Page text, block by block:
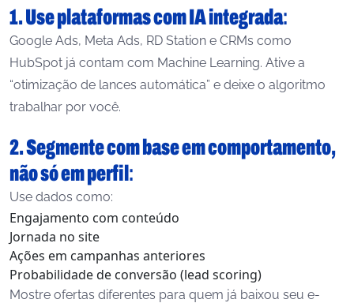
1. Use plataformas com IA integrada:
Google Ads, Meta Ads, RD Station e CRMs como
HubSpot já contam com Machine Learning. Ative a
“otimização de lances automática” e deixe o algoritmo
trabalhar por você.
2. Segmente com base em comportamento,
não só em perfil:
Use dados como:
Engajamento com conteúdo
Jornada no site
Ações em campanhas anteriores
Probabilidade de conversão (lead scoring)
Mostre ofertas diferentes para quem já baixou seu e-